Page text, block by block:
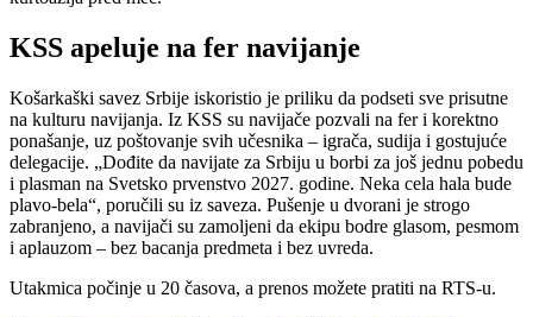
KSS apeluje na fer navijanje
Košarkaški savez Srbije iskoristio je priliku da podseti sve prisutne
na kulturu navijanja. Iz KSS su navijače pozvali na fer i korektno
ponašanje, uz poštovanje svih učesnika – igrača, sudija i gostujuće
delegacije. „Dođite da navijate za Srbiju u borbi za još jednu pobedu
i plasman na Svetsko prvenstvo 2027. godine. Neka cela hala bude
plavo-bela“, poručili su iz saveza. Pušenje u dvorani je strogo
zabranjeno, a navijači su zamoljeni da ekipu bodre glasom, pesmom
i aplauzom – bez bacanja predmeta i bez uvreda.
Utakmica počinje u 20 časova, a prenos možete pratiti na RTS-u.